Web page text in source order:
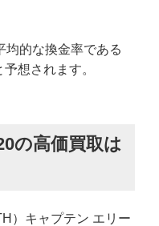
均的な換金率である
想されます。
の高価買取は
）キャプテン エリー